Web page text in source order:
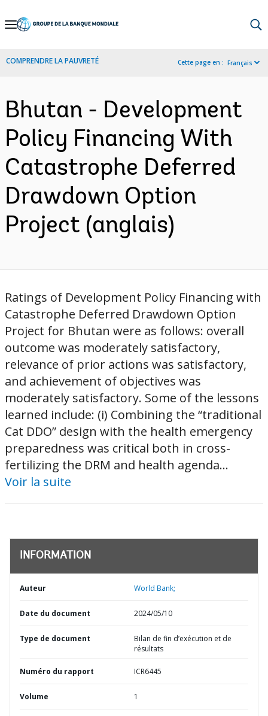
Skip
Navigation
COMPRENDRE LA PAUVRETÉ Cette page en : Français
Bhutan - Development
Policy Financing With
Catastrophe Deferred
Drawdown Option
Project (anglais)
Ratings of Development Policy Financing with
Catastrophe Deferred Drawdown Option
Project for Bhutan were as follows: overall
outcome was moderately satisfactory,
relevance of prior actions was satisfactory,
and achievement of objectives was
moderately satisfactory. Some of the lessons
learned include: (i) Combining the “traditional
Cat DDO” design with the health emergency
preparedness was critical both in cross-
fertilizing the DRM and health agenda...
Voir la suite
INFORMATION
Auteur World Bank;
Date du document 2024/05/10
Type de document
Bilan de fin d’exécution et de
résultats
Numéro du rapport ICR6445
Volume 1